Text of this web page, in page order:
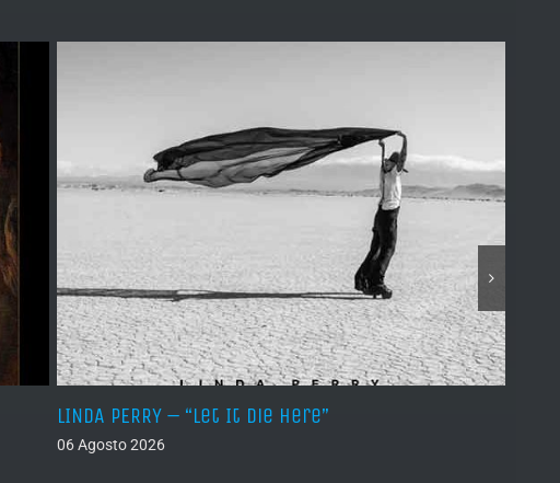
LINDA PERRY – “Let It Die Here”
06 Agosto 2026